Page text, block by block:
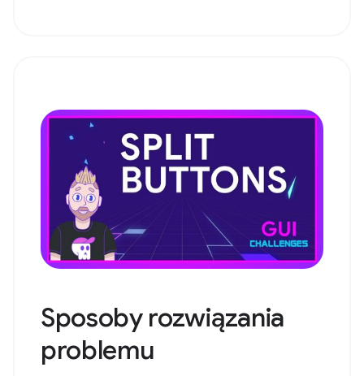
Sposoby rozwiązania
problemu